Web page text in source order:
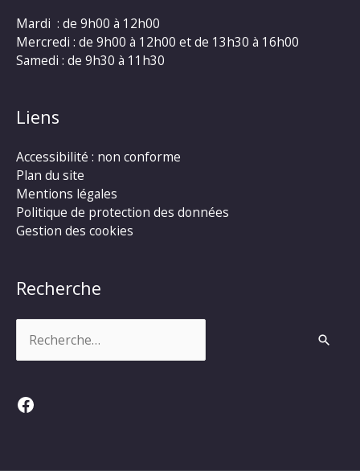
Mardi : de 9h00 à 12h00
Mercredi : de 9h00 à 12h00 et de 13h30 à 16h00
Samedi : de 9h30 à 11h30
Liens
Accessibilité : non conforme
Plan du site
Mentions légales
Politique de protection des données
Gestion des cookies
Recherche
Facebook